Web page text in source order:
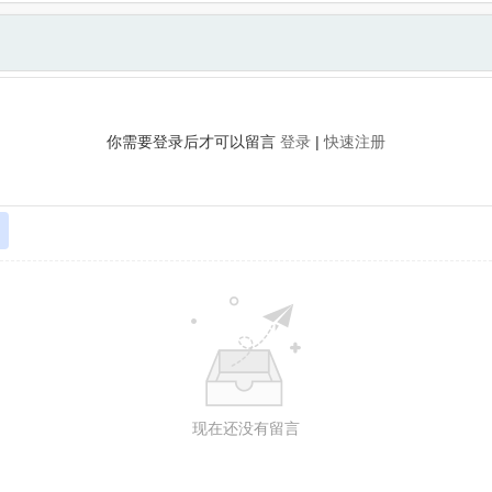
你需要登录后才可以留言 登录 |快速注册
现在还没有留言